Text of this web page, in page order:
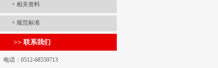
+ 相关资料
+ 规范标准
>> 联系我们
电话：0512-68559713